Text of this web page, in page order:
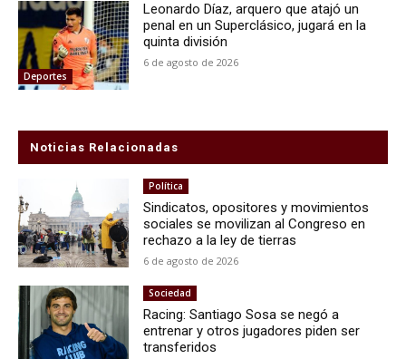
Deportes
Leonardo Díaz, arquero que atajó un
penal en un Superclásico, jugará en la
quinta división
6 de agosto de 2026
Noticias Relacionadas
Política
Sindicatos, opositores y movimientos
sociales se movilizan al Congreso en
rechazo a la ley de tierras
6 de agosto de 2026
Sociedad
Racing: Santiago Sosa se negó a
entrenar y otros jugadores piden ser
transferidos